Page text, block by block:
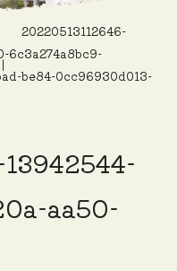
20220513112646-
6c3a274a8bc9-
be84-0cc96930d013-
aa50-